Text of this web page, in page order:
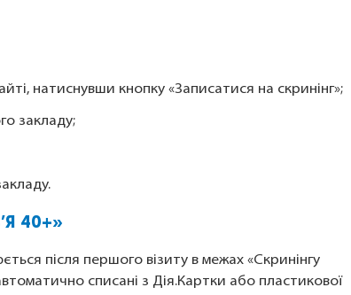
натиснувши кнопку «Записатися на скринінг»;
закладу;
40+»
після першого візиту в межах «Скринінгу
списані з Дія.Картки або пластикової